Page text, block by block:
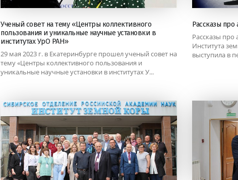
Ученый совет на тему «Центры коллективного
пользования и уникальные научные установки в
институтах УрО РАН»
29 мая 2023 г. в Екатеринбурге прошел ученый совет на
тему «Центры коллективного пользования и
уникальные научные установки в институтах У...
Рассказы про
Рассказы про
Института
выступила в